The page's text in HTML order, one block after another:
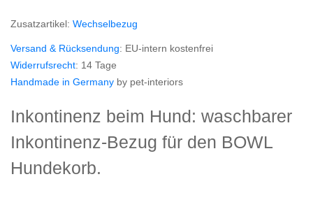
Zusatzartikel: Wechselbezug
Versand & Rücksendung: EU-intern kostenfrei
Widerrufsrecht: 14 Tage
Handmade in Germany by pet-interiors
Inkontinenz beim Hund: waschbarer
Inkontinenz-Bezug für den BOWL
Hundekorb.